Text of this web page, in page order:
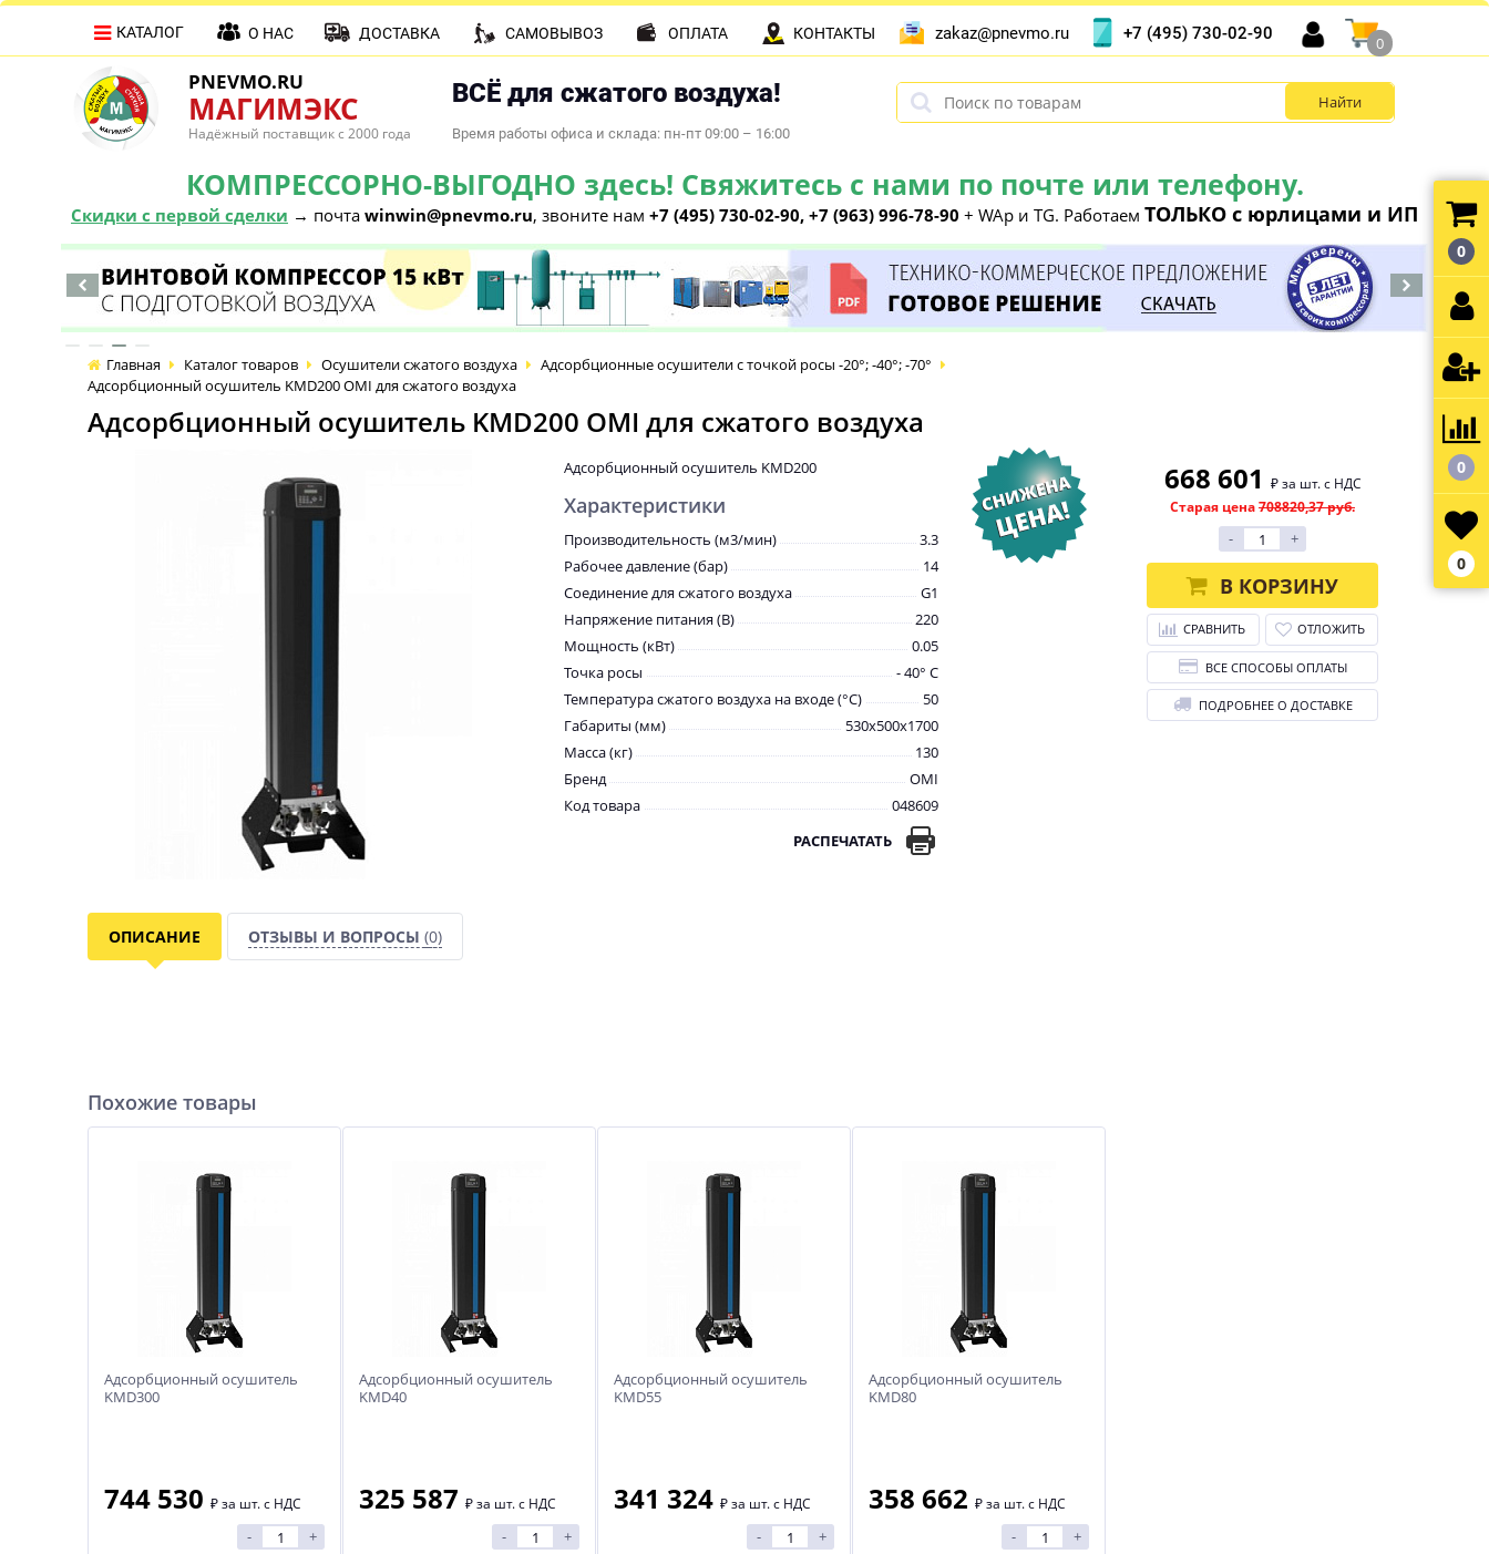
PNEVMO.RU
МАГИМЭКС
Надёжный поставщик с 2000 года
ВСЁ для сжатого воздуха!
Время работы офиса и склада: пн-пт 09:00 – 16:00
КОМПРЕССОРНО-ВЫГОДНО здесь! Свяжитесь с нами по почте или телефону.
Скидки с первой сделки → почта winwin@pnevmo.ru, звоните нам +7 (495) 730-02-90, +7 (963) 996-78-90 + WAp и TG. Работаем ТОЛЬКО с юрлицами и ИП
КАТАЛОГ О НАС ДОСТАВКА САМОВЫВОЗ ОПЛАТА КОНТАКТЫ zakaz@pnevmo.ru +7 (495) 730-02-90
0
Главная Каталог товаров Осушители сжатого воздуха
Адсорбционные осушители с точкой росы -20°; -40°; -70°
Адсорбционный осушитель KMD200 OMI для сжатого воздуха
Адсорбционный осушитель KMD200 OMI для сжатого воздуха
Адсорбционный осушитель KMD200
Характеристики
Производительность (м3/мин)
3.3
Рабочее давление (бар)
14
Соединение для сжатого воздуха
G1
Напряжение питания (В)
220
Мощность (кВт)
0.05
Точка росы
- 40° С
Температура сжатого воздуха на входе (°С)
50
Габариты (мм)
530x500x1700
Масса (кг)
130
Бренд
OMI
Код товара
048609
РАСПЕЧАТАТЬ
668 601 ₽ за шт. с НДС
Старая цена708820,37 руб.
- +
В КОРЗИНУ
СРАВНИТЬ ОТЛОЖИТЬ
ВСЕ СПОСОБЫ ОПЛАТЫ
ПОДРОБНЕЕ О ДОСТАВКЕ
ОПИСАНИЕ ОТЗЫВЫ И ВОПРОСЫ (0)
Похожие товары
Адсорбционный осушитель
KMD80
358 662 ₽за шт. с НДС
- +
Адсорбционный осушитель
KMD55
341 324 ₽за шт. с НДС
- +
Адсорбционный осушитель
KMD40
325 587 ₽за шт. с НДС
- +
Адсорбционный осушитель
KMD300
744 530 ₽за шт. с НДС
- +
0
0
0